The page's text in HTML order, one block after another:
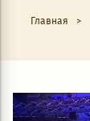
Главная >